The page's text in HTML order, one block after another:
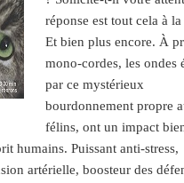
réponse est tout cela à
Et bien plus encore. À
mono-cordes, les ondes
par ce mystérieux
bourdonnement propre
félins, ont un impact
humains. Puissant anti-stress,
artérielle, boosteur des